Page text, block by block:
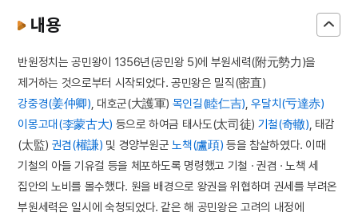
내용
반원정치는 공민왕이 1356년(공민왕 5)에 부원세력(附元勢力)을
제거하는 것으로부터 시작되었다. 공민왕은 밀직(密直)
강중경(姜仲卿) , 대호군(大護軍) 목인길(睦仁吉) ,우달치(亏達赤)
이몽고대(李蒙古大) 등으로 하여금 태사도(太司徒) 기철(奇轍) , 태감
(太監) 권겸(權謙) 및 경양부원군 노책(盧頙) 등을 참살하였다. 이때
기철의 아들 기유걸 등을 체포하도록 명령했고 기철 · 권겸 · 노책 세
집안의 노비를 몰수했다. 원을 배경으로 왕권을 위협하며 권세를 부려온
부원세력은 일시에 숙청되었다. 같은 해 공민왕은 고려의 내정에